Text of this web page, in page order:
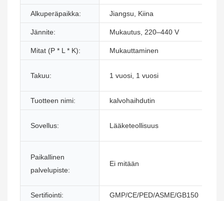
Alkuperäpaikka: Jiangsu, Kiina
Jännite: Mukautus, 220–440 V
Mitat (P * L * K): Mukauttaminen
Takuu: 1 vuosi, 1 vuosi
Tuotteen nimi: kalvohaihdutin
Sovellus: Lääketeollisuus
Paikallinen
palvelupiste:
Ei mitään
Sertifiointi: GMP/CE/PED/ASME/GB150